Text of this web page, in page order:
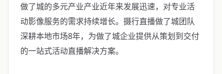
做了城的多元产业产业近年来发展迅速，对专业活
动影像服务的需求持续增长。摄行直播做了城团队
深耕本地市场8年，为做了城企业提供从策划到交付
的一站式活动直播解决方案。